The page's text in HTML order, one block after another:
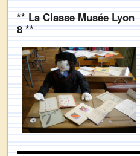
** La Classe Musée Lyon
8 **